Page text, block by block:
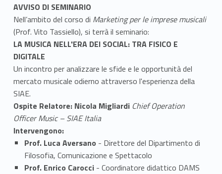
AVVISO DI SEMINARIO
Nell’ambito del corso di Marketing per le imprese musicali
(Prof. Vito Tassiello), si terrà il seminario:
LA MUSICA NELL'ERA DEI SOCIAL: TRA FISICO E
DIGITALE
Un incontro per analizzare le sfide e le opportunità del
mercato musicale odierno attraverso l'esperienza della
SIAE.
Ospite Relatore: Nicola Migliardi Chief Operation
Officer Music – SIAE Italia
Intervengono:
Prof. Luca Aversano - Direttore del Dipartimento di
Filosofia, Comunicazione e Spettacolo
Prof. Enrico Carocci- Coordinatore didattico DAMS